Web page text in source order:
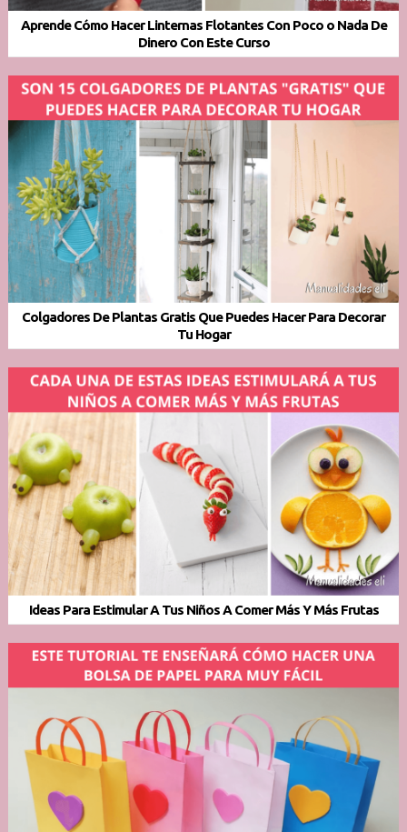
Aprende Cómo Hacer Linternas Flotantes Con Poco o Nada De
Dinero Con Este Curso
Colgadores De Plantas Gratis Que Puedes Hacer Para Decorar
Tu Hogar
Ideas Para Estimular A Tus Niños A Comer Más Y Más Frutas